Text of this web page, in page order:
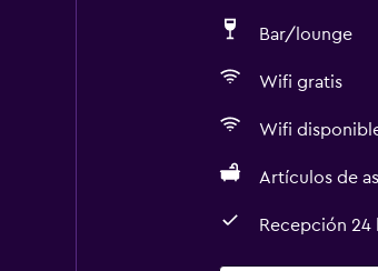
Bar/lounge
Wifi gratis
Wifi
Artículos de
Recepción 24